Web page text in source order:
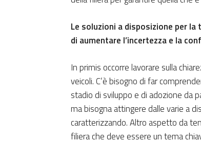
Le soluzioni a disposizione per
di aumentare l’incertezza e la
In primis occorre lavorare sulla
veicoli. C’è bisogno di far
stadio di sviluppo e di adozione da
ma bisogna attingere dalle varie a
caratterizzando. Altro aspetto da
filiera che deve essere un tema